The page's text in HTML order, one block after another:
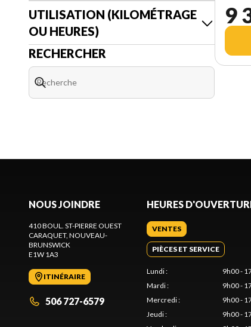
UTILISATION (KILOMÉTRAGE
OU HEURES)
RECHERCHER
9
NOUS JOINDRE
410 BOUL. ST-PIERRE OUEST
CARAQUET, NOUVEAU-
BRUNSWICK
E1W 1A3
ITINÉRAIRE
506 727-6579
HEURES
VENTES
PIÈCES ET SERVICE
Lundi:
9h00 -
Mardi:
9h00 -
Mercredi:
9h00 -
Jeudi:
9h00 -